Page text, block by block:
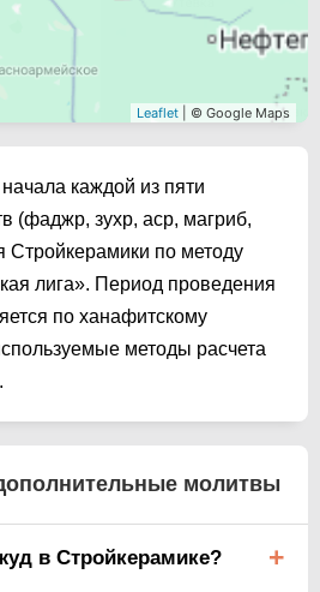
Leaflet | © Google Maps
каждой из пяти
(фаджр, зухр, аср, магриб,
Стройкерамики по методу
лига». Период проведения
по ханафитскому
методы расчета
молитвы
в Стройкерамике?